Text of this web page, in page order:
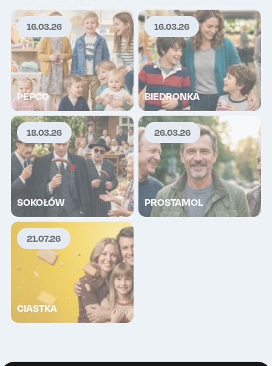
16.03.26
PEPCO
16.03.26
BIEDRONKA
18.03.26
SOKOŁÓW
26.03.26
PROSTAMOL
21.07.26
CIASTKA